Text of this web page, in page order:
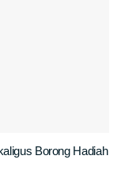
Borong Hadiah